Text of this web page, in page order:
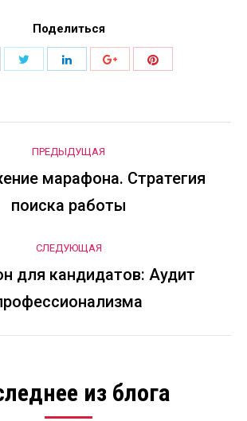
Поделиться
ПоделитьсяПоделитьсяПоделитьсяПоделиться
ПРЕДЫДУЩАЯ
Предыдущая
запись:
марафона. Стратегия
поиска работы
СЛЕДУЮЩАЯ
Следующая
запись:
для кандидатов: Аудит
из блога